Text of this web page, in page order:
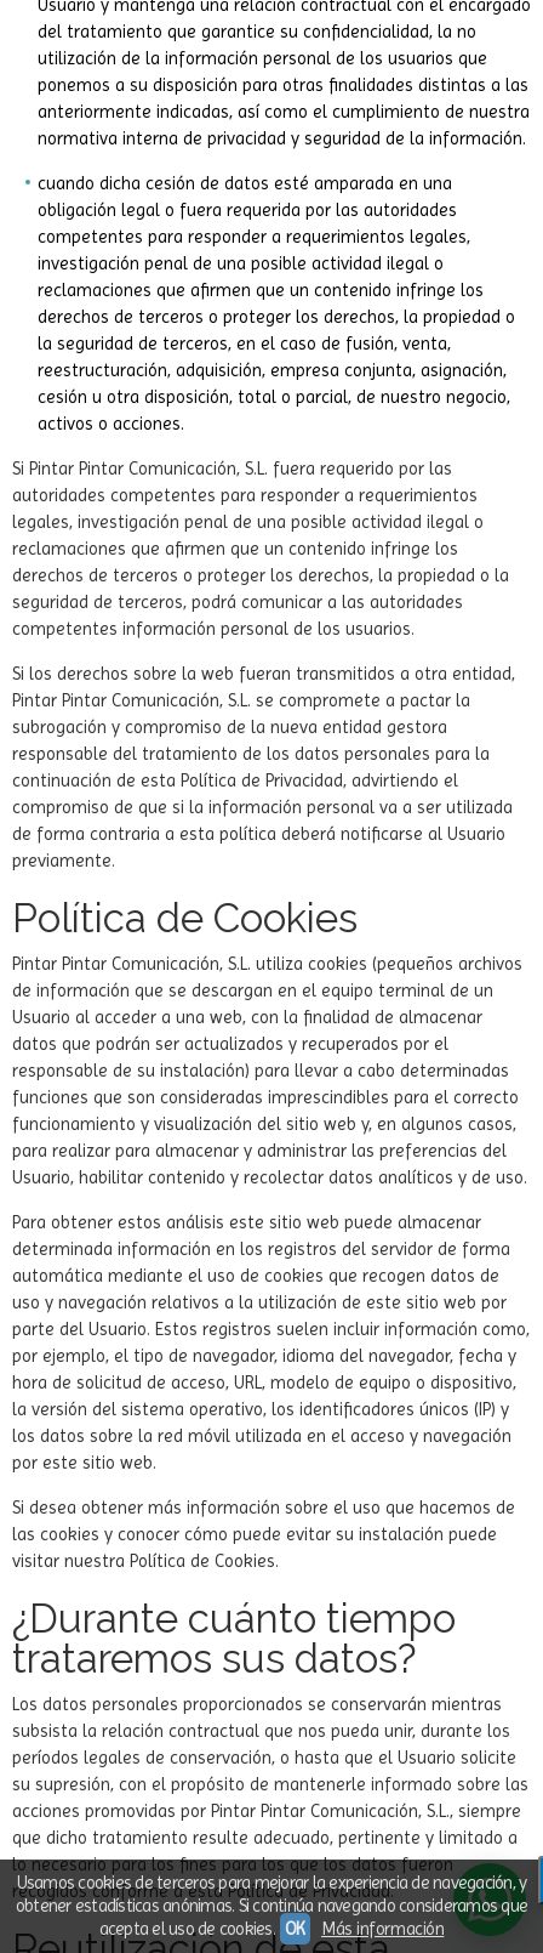
Usuario y mantenga una relación contractual con el encargado
del tratamiento que garantice su confidencialidad, la no
utilización de la información personal de los usuarios que
ponemos a su disposición para otras finalidades distintas a las
anteriormente indicadas, así como el cumplimiento de nuestra
normativa interna de privacidad y seguridad de la información.
cuando dicha cesión de datos esté amparada en una
obligación legal o fuera requerida por las autoridades
competentes para responder a requerimientos legales,
investigación penal de una posible actividad ilegal o
reclamaciones que afirmen que un contenido infringe los
derechos de terceros o proteger los derechos, la propiedad o
la seguridad de terceros, en el caso de fusión, venta,
reestructuración, adquisición, empresa conjunta, asignación,
cesión u otra disposición, total o parcial, de nuestro negocio,
activos o acciones.
Si Pintar Pintar Comunicación, S.L. fuera requerido por las
autoridades competentes para responder a requerimientos
legales, investigación penal de una posible actividad ilegal o
reclamaciones que afirmen que un contenido infringe los
derechos de terceros o proteger los derechos, la propiedad o la
seguridad de terceros, podrá comunicar a las autoridades
competentes información personal de los usuarios.
Si los derechos sobre la web fueran transmitidos a otra entidad,
Pintar Pintar Comunicación, S.L. se compromete a pactar la
subrogación y compromiso de la nueva entidad gestora
responsable del tratamiento de los datos personales para la
continuación de esta Política de Privacidad, advirtiendo el
compromiso de que si la información personal va a ser utilizada
de forma contraria a esta política deberá notificarse al Usuario
previamente.
Política de Cookies
Pintar Pintar Comunicación, S.L. utiliza cookies (pequeños archivos
de información que se descargan en el equipo terminal de un
Usuario al acceder a una web, con la finalidad de almacenar
datos que podrán ser actualizados y recuperados por el
responsable de su instalación) para llevar a cabo determinadas
funciones que son consideradas imprescindibles para el correcto
funcionamiento y visualización del sitio web y, en algunos casos,
para realizar para almacenar y administrar las preferencias del
Usuario, habilitar contenido y recolectar datos analíticos y de uso.
Para obtener estos análisis este sitio web puede almacenar
determinada información en los registros del servidor de forma
automática mediante el uso de cookies que recogen datos de
uso y navegación relativos a la utilización de este sitio web por
parte del Usuario. Estos registros suelen incluir información como,
por ejemplo, el tipo de navegador, idioma del navegador, fecha y
hora de solicitud de acceso, URL, modelo de equipo o dispositivo,
la versión del sistema operativo, los identificadores únicos (IP) y
los datos sobre la red móvil utilizada en el acceso y navegación
por este sitio web.
Si desea obtener más información sobre el uso que hacemos de
las cookies y conocer cómo puede evitar su instalación puede
visitar nuestra Política de Cookies.
¿Durante cuánto tiempo
trataremos sus datos?
Los datos personales proporcionados se conservarán mientras
subsista la relación contractual que nos pueda unir, durante los
períodos legales de conservación, o hasta que el Usuario solicite
su supresión, con el propósito de mantenerle informado sobre las
acciones promovidas por Pintar Pintar Comunicación, S.L., siempre
que dicho tratamiento resulte adecuado, pertinente y limitado a
lo necesario para los fines para los que los datos fueron
recogidos conforme a esta Política de Privacidad.
Usamos cookies de terceros para mejorar la experiencia de navegación, y
obtener estadísticas anónimas. Si continúa navegando consideramos que
acepta el uso de cookies. OK Más información